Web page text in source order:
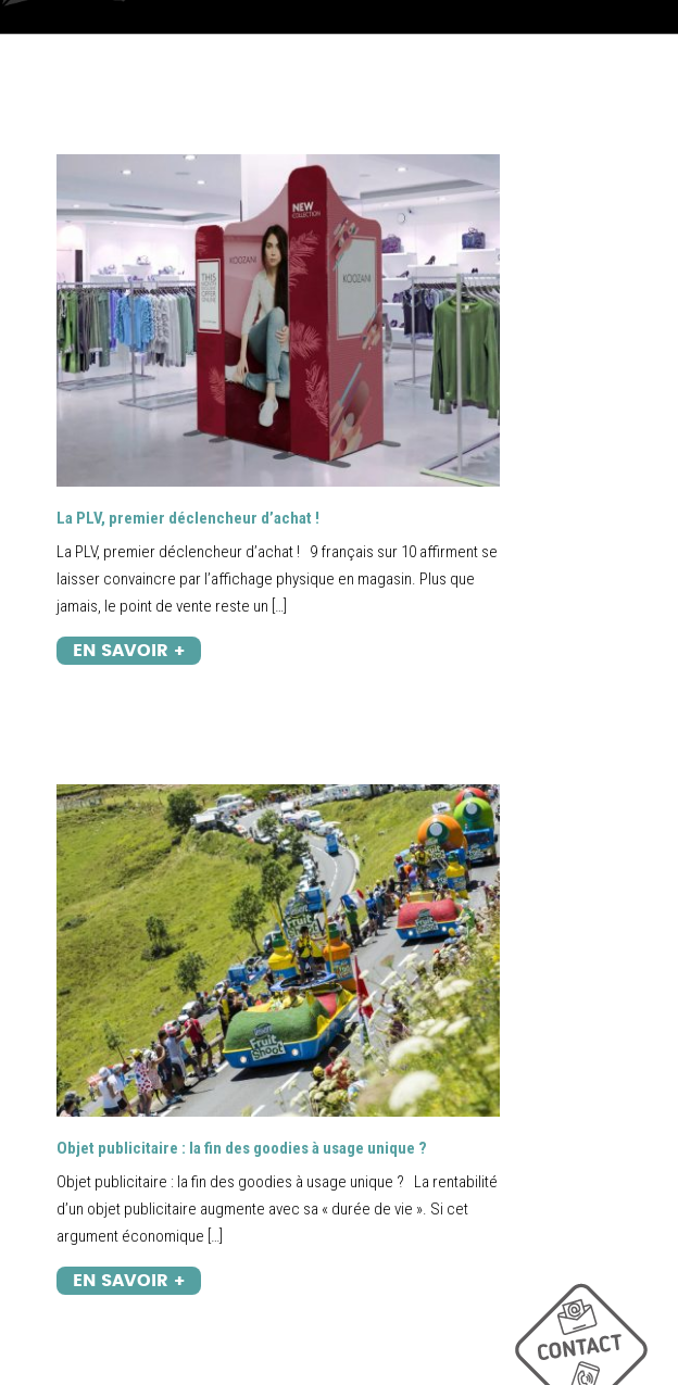
La PLV, premier déclencheur d’achat !
La PLV, premier déclencheur d’achat ! 9 français sur 10 affirment se
laisser convaincre par l’affichage physique en magasin. Plus que
jamais, le point de vente reste un […]
EN SAVOIR +
Objet publicitaire : la fin des goodies à usage unique ?
Objet publicitaire : la fin des goodies à usage unique ? La rentabilité
d’un objet publicitaire augmente avec sa « durée de vie ». Si cet
argument économique […]
EN SAVOIR +